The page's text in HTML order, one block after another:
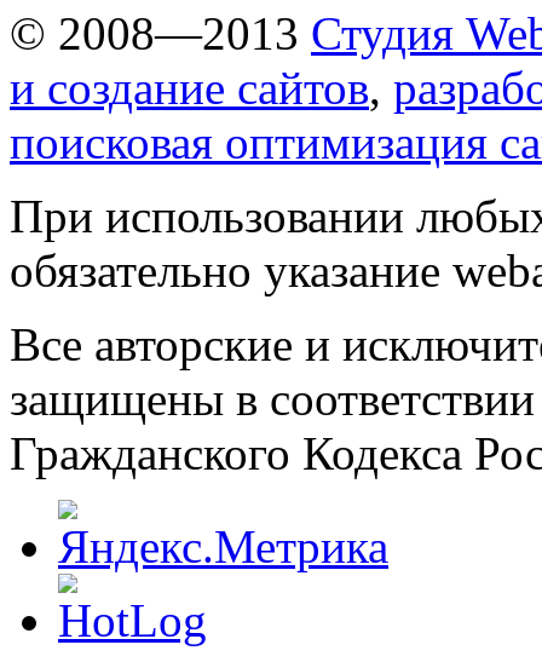
© 2008—2013 Студия
и создание сайтов,
поисковая оптимизация
При использовании
обязательно указание
Все авторские и
защищены в
Гражданского Кодекса